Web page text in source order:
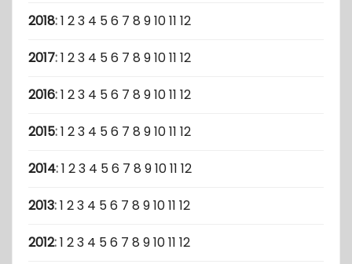
2018:1 23 4 56 7 8 91011 12
2017:1 23 4 56 7 8 91011 12
2016:1 23 4 56 7 8 91011 12
2015:1 23 4 56 7 8 91011 12
2014:1 23 4 56 7 8 91011 12
2013:1 23 4 56 7 8 91011 12
2012:1 23 4 56 7 8 91011 12